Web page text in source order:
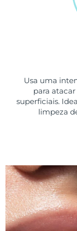
Usa uma
para
superficiais.
limpeza
Emirados
Reino Unido
Estados
Vietnã